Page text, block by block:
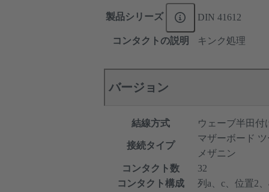
製品シリーズ DIN 41612
コンタクトの説明 キンク処理
バージョン
結線方式 ウェーブ半田付
接続タイプ
マザーボード
メザニン
コンタクト数
32
コンタクト構成
列a、c、位置2